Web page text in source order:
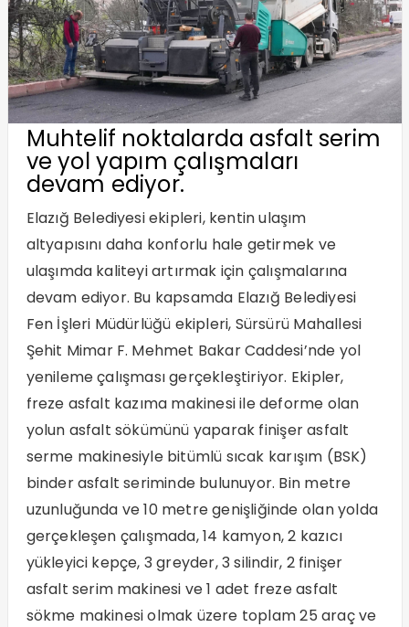
Muhtelif noktalarda asfalt serim
ve yol yapım çalışmaları
devam ediyor.
Elazığ Belediyesi ekipleri, kentin ulaşım
altyapısını daha konforlu hale getirmek ve
ulaşımda kaliteyi artırmak için çalışmalarına
devam ediyor. Bu kapsamda Elazığ Belediyesi
Fen İşleri Müdürlüğü ekipleri, Sürsürü Mahallesi
Şehit Mimar F. Mehmet Bakar Caddesi’nde yol
yenileme çalışması gerçekleştiriyor. Ekipler,
freze asfalt kazıma makinesi ile deforme olan
yolun asfalt sökümünü yaparak finişer asfalt
serme makinesiyle bitümlü sıcak karışım (BSK)
binder asfalt seriminde bulunuyor. Bin metre
uzunluğunda ve 10 metre genişliğinde olan yolda
gerçekleşen çalışmada, 14 kamyon, 2 kazıcı
yükleyici kepçe, 3 greyder, 3 silindir, 2 finişer
asfalt serim makinesi ve 1 adet freze asfalt
sökme makinesi olmak üzere toplam 25 araç ve